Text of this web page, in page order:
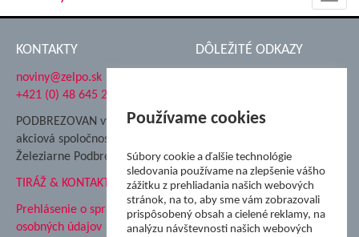
KONTAKTY
noviny@zelpo.sk
+421 (0) 48 645 2711
PODBREZOVAN vydáva
akciová spoločnosť
Železiarne Podbrezová
TIRÁŽ & KONTAKT
Prehlásenie o spracovaní
osobných údajov
DÔLEŽITÉ ODKAZY
Nadácia Železiarne
ŽP Informatika s.r.o.
ŠK Železiarne Podbrezová
Tále a.s.
Používame cookies
Súbory cookie a ďalšie technológie
sledovania používame na zlepšenie vášho
zážitku z prehliadania našich webových
stránok, na to, aby sme vám zobrazovali
prispôsobený obsah a cielené reklamy, na
analýzu návštevnosti našich webových